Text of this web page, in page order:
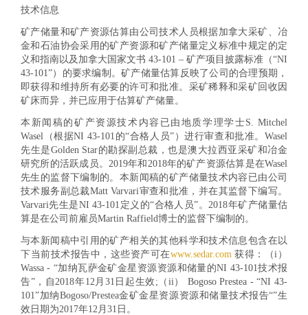
技术信息
矿产储量和矿产资源估算由公司技术人员根据加拿大采矿、冶
金和石油协会采用的矿产资源和矿产储量定义标准中规定的定
义和指南以及加拿大国家文书 43-101 – 矿产项目披露标准（“NI
43-101”）的要求编制。矿产储量估算反映了公司的合理预期，
即获得和维持所有必要的许可和批准。采矿稀释和采矿回收因
矿床而异，并已应用于估算矿产储量。
本新闻稿的矿产资源技术内容已由地质学理学士S. Mitchel
Wasel（根据NI 43-101的“合格人员”）进行审查和批准。Wasel
先生是Golden Star的勘探副总裁，也是澳大拉西亚采矿和冶金
研究所的活跃成员。2019年和2018年的矿产资源估算是在Wasel
先生的监督下编制的。本新闻稿的矿产储量技术内容已由公司
技术服务副总裁Matt Varvari审查和批准，并在其监督下编写。
Varvari先生是NI 43-101定义的“合格人员”。2018年矿产储量估
算是在公司前雇员Martin Raffield博士的监督下编制的。
与本新闻稿中引用的矿产相关的其他科学和技术信息包含在以
下当前技术报告中，这些资产可在www.sedar.com 获得：（i）
Wassa - “加纳瓦萨金矿金星资源资源和储量的NI 43-101技术报
告”，自2018年12月31日起生效;（ii） Bogoso Prestea - “NI 43-
101”加纳Bogoso/Prestea金矿金星资源资源和储量技术报告“”生
效日期为2017年12月31日。